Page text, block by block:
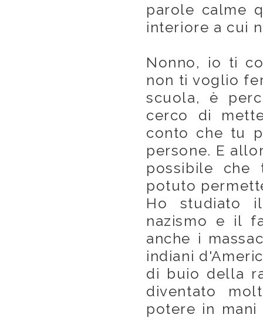
parole calme
interiore a cui
Nonno, io ti
non ti voglio
scuola, è
cerco di
conto che tu
persone. E
possibile che
potuto
Ho studiato
nazismo e il
anche i
indiani
di buio della
diventato
potere in